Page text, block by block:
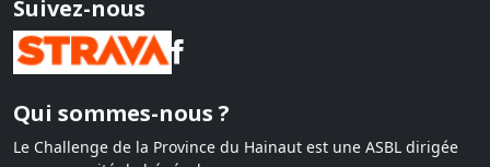
Suivez-nous
Qui sommes-nous ?
Le Challenge de la Province du Hainaut est une ASBL dirigée